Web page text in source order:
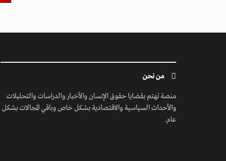
من نحن
منصة تهتم بقضايا حقوق الإنسان والأخبار والدراسات والتحليلات
والأحداث السياسية والاقتصادية بشكل خاص وباقي المجالات بشكل
عام.